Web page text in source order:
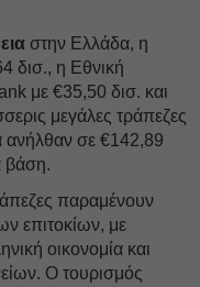
στην Ελλάδα, η
δισ., η Εθνική
με €35,50 δισ. και
μεγάλες τράπεζες
ανήλθαν σε €142,89
βάση.
παραμένουν
επιτοκίων, με
οικονομία και
Ο τουρισμός